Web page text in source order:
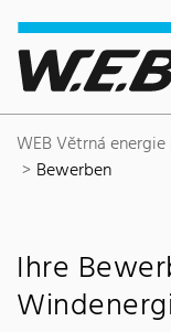
Content Area
Hledat
Main navigation
Sídlo společnosti
Footer
WEB Větrná
Bewerben
Ihre